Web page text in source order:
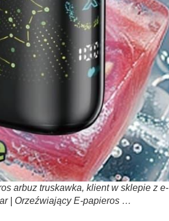
arbuz truskawka, klient w sklepie z e-
| Orzeźwiający E-papieros …